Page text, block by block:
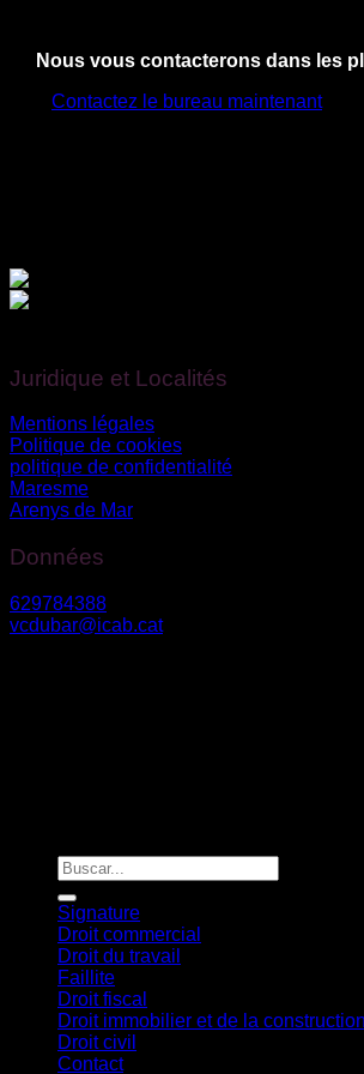
Nous vous contacterons dans les
Contactez le bureau maintenant
Juridique et Localités
Mentions légales
Politique de cookies
politique de confidentialité
Maresme
Arenys de Mar
Données
629784388
vcdubar@icab.cat
Signature
Droit commercial
Droit du travail
Faillite
Droit fiscal
Droit immobilier et de la construction
Droit civil
Contact